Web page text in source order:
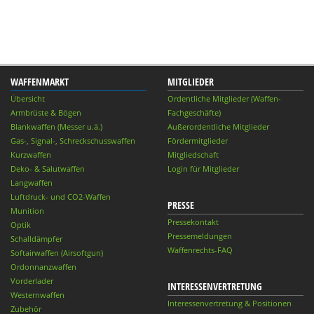
WAFFENMARKT
Übersicht
Armbrüste & Bögen
Blankwaffen (Messer u.ä.)
Gas-, Signal-, Schreckschusswaffen
Kurzwaffen
Deko- & Salutwaffen
Langwaffen
Luftdruck- und CO2-Waffen
Munition
Optik
Schalldämpfer
Softairwaffen (Airsoftgun)
Ordonnanzwaffen
Vorderlader
Westernwaffen
Zubehör
MITGLIEDER
Ordentliche Mitglieder (Waffen-
Fachgeschäfte)
Außerordentliche Mitglieder
Fördermitglieder
Mitgliedschaft
Login für Mitglieder
PRESSE
Pressekontakt
Pressemeldungen
Waffenrechts-FAQ
INTERESSENVERTRETUNG
Interessenvertretung & Positionen